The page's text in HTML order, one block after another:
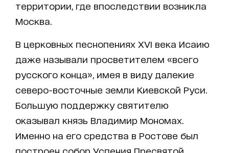
территории, где впоследствии возникла
Москва.
В церковных песнопениях XVI века Исаию
даже называли просветителем «всего
русского конца», имея в виду далекие
северо-восточные земли Киевской Руси.
Большую поддержку святителю
оказывал князь Владимир Мономах.
Именно на его средства в Ростове был
построен собор Успения Пресвятой